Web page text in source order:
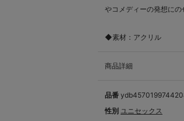
やコメディーの発想にの
◆素材：アクリル
商品詳細
品番
性別 ユニセックス